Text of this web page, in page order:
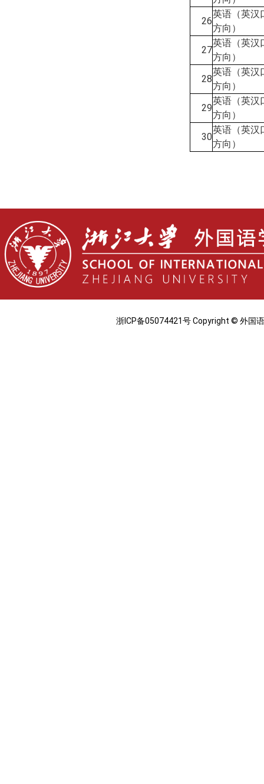
26
英语（英汉
方向）
27
英语（英汉
方向）
28
英语（英汉
方向）
29
英语（英汉
方向）
30
英语（英汉
方向）
浙ICP备05074421号 Copyright © 外国